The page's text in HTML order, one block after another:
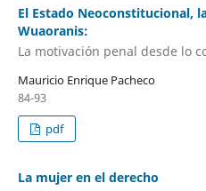
El Estado Neoconstitucional,
Wuaoranis:
La motivación penal desde lo
Mauricio Enrique Pacheco
84-93
pdf
La mujer en el derecho